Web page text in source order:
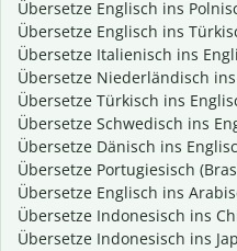
Übersetze Englisch ins
Übersetze Englisch ins
Übersetze Italienisch ins
Übersetze Niederländisch
Übersetze Türkisch ins
Übersetze Schwedisch ins
Übersetze Dänisch ins
Übersetze Portugiesisch
Übersetze Englisch ins
Übersetze Indonesisch ins
Übersetze Indonesisch ins